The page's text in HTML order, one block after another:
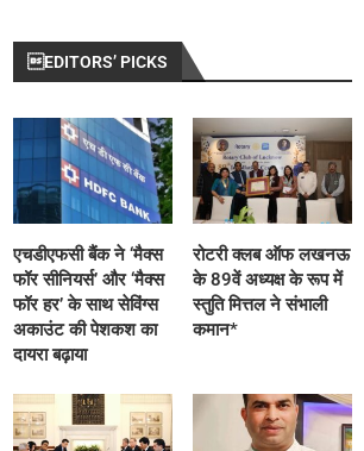
EDITORS’ PICKS
एचडीएफसी बैंक ने ‘मैक्स
फॉर सीनियर्स’ और ‘मैक्स
फॉर हर’ के साथ सेविंग्स
अकाउंट की पेशकश का
दायरा बढ़ाया
रोटरी क्लब ऑफ लखनऊ
के 89वें अध्यक्ष के रूप में
स्तुति मित्तल ने संभाली
कमान*